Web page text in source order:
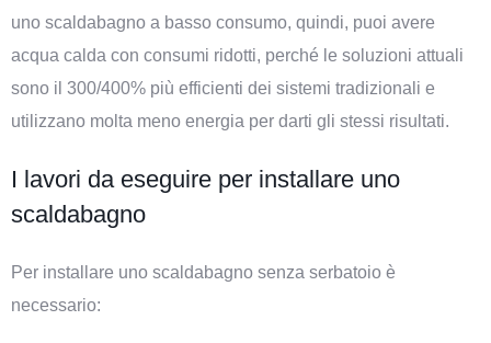
uno scaldabagno a basso consumo, quindi, puoi avere
acqua calda con consumi ridotti, perché le soluzioni attuali
sono il 300/400% più efficienti dei sistemi tradizionali e
utilizzano molta meno energia per darti gli stessi risultati.
I lavori da eseguire per installare uno
scaldabagno
Per installare uno scaldabagno senza serbatoio è
necessario: